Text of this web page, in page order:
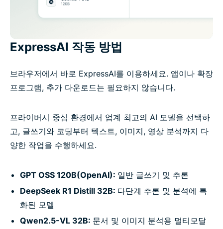
ExpressAI 작동 방법
브라우저에서 바로 ExpressAI를 이용하세요. 앱이나 확장
프로그램, 추가 다운로드는 필요하지 않습니다.
프라이버시 중심 환경에서 업계 최고의 AI 모델을 선택하
고, 글쓰기와 코딩부터 텍스트, 이미지, 영상 분석까지 다
양한 작업을 수행하세요.
GPT OSS 120B(OpenAI): 일반 글쓰기 및 추론
DeepSeek R1 Distill 32B: 다단계 추론 및 분석에 특
화된 모델
Qwen2.5-VL 32B: 문서 및 이미지 분석용 멀티모달